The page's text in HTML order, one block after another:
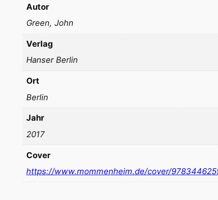
Autor
Green, John
Verlag
Hanser Berlin
Ort
Berlin
Jahr
2017
Cover
https://www.mommenheim.de/cover/